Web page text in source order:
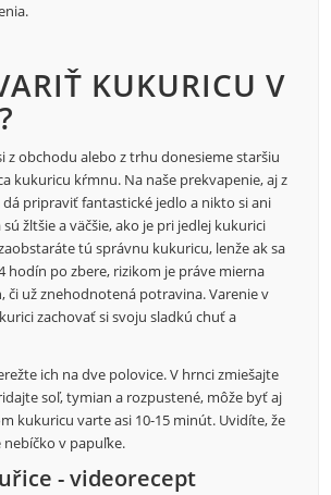
KUKURICU V
z obchodu alebo z trhu donesieme staršiu
kukuricu kŕmnu. Na naše prekvapenie, aj z
pripraviť fantastické jedlo a nikto si ani
žltšie a väčšie, ako je pri jedlej kukurici
tú správnu kukuricu, lenže ak sa
hodín po zbere, rizikom je práve mierna
či už znehodnotená potravina. Varenie v
zachovať si svoju sladkú chuť a
ich na dve polovice. V hrnci zmiešajte
soľ, tymian a rozpustené, môže byť aj
kukuricu varte asi 10-15 minút. Uvidíte, že
v papuľke.
- videorecept